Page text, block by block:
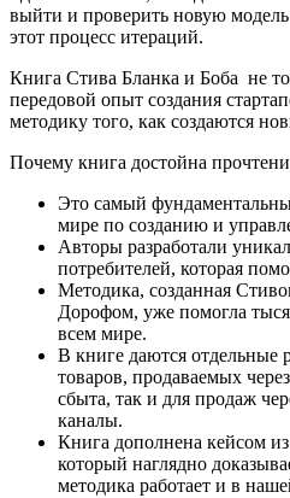
выйти и проверить новую
этот процесс итераций.
Книга Стива Бланка и Боба не
передовой опыт создания
методику того, как создаются
Почему книга достойна
Это самый
мире по созданию и
Авторы разработали
потребителей, которая
Методика, созданная
Дорофом, уже помогла
всем мире.
В книге даются отдельные
товаров, продаваемых
сбыта, так и для продаж
каналы.
Книга дополнена кейсом
который наглядно
методика работает и в